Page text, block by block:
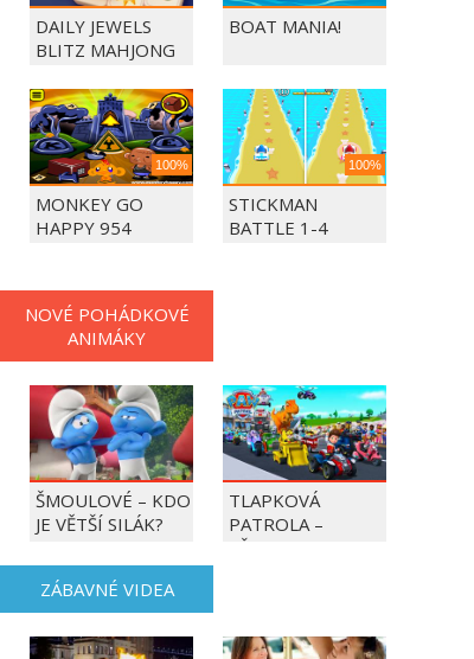
DAILY JEWELS
BLITZ MAHJONG
BOAT MANIA!
100%
MONKEY GO
HAPPY 954
100%
STICKMAN
BATTLE 1-4
NOVÉ POHÁDKOVÉ
ANIMÁKY
ŠMOULOVÉ – KDO
JE VĚTŠÍ SILÁK?
TLAPKOVÁ
PATROLA –
VŠECHNY TLAPKY
ZÁBAVNÉ VIDEA